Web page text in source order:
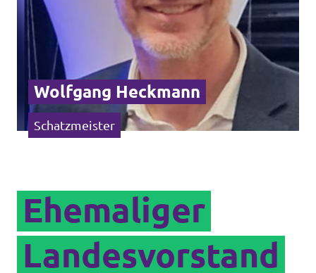
Wolfgang Heckmann
Schatzmeister
Ehemaliger
Landesvorstand